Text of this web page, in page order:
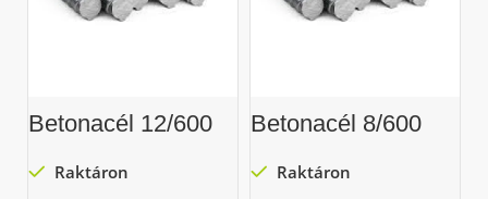
Betonacél 12/600
Raktáron
Betonacél 8/600
Raktáron